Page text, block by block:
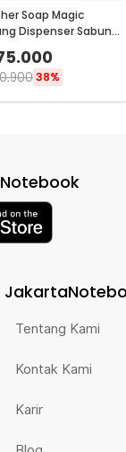
Soap Magic
Dispenser Sabun
400ml - AD-03
38%
Tentang Kami
Kontak Kami
Karir